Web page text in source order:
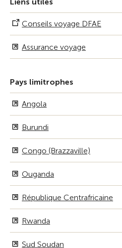
Conseils voyage DFAE
Assurance voyage
Pays limitrophes
Angola
Burundi
Congo (Brazzaville)
Ouganda
République Centrafricaine
Rwanda
Sud Soudan